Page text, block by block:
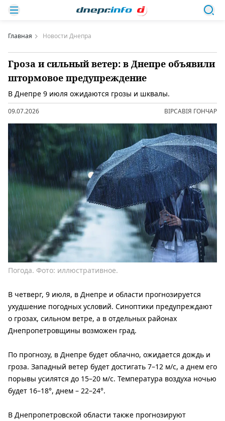
Главная Новости Днепра
Гроза и сильный ветер: в Днепре объявили
штормовое предупреждение
В Днепре 9 июля ожидаются грозы и шквалы.
09.07.2026 ВІРСАВІЯ ГОНЧАР
Погода. Фото: иллюстративное.
В четверг, 9 июля, в Днепре и области прогнозируется
ухудшение погодных условий. Синоптики предупреждают
о грозах, сильном ветре, а в отдельных районах
Днепропетровщины возможен град.
По прогнозу, в Днепре будет облачно, ожидается дождь и
гроза. Западный ветер будет достигать 7–12 м/с, а днем ​​его
порывы усилятся до 15–20 м/с. Температура воздуха ночью
будет 16–18°, днем ​​– 22–24°.
В Днепропетровской области также прогнозируют